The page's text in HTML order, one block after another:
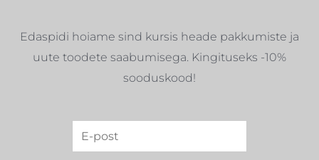
Edaspidi hoiame sind kursis heade pakkumiste ja
uute toodete saabumisega. Kingituseks -10%
sooduskood!